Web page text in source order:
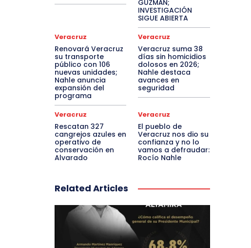
GUZMÁN;
INVESTIGACIÓN
SIGUE ABIERTA
Veracruz
Renovará Veracruz
su transporte
público con 106
nuevas unidades;
Nahle anuncia
expansión del
programa
Veracruz
Veracruz suma 38
días sin homicidios
dolosos en 2026;
Nahle destaca
avances en
seguridad
Veracruz
Rescatan 327
cangrejos azules en
operativo de
conservación en
Alvarado
Veracruz
El pueblo de
Veracruz nos dio su
confianza y no lo
vamos a defraudar:
Rocío Nahle
Related Articles